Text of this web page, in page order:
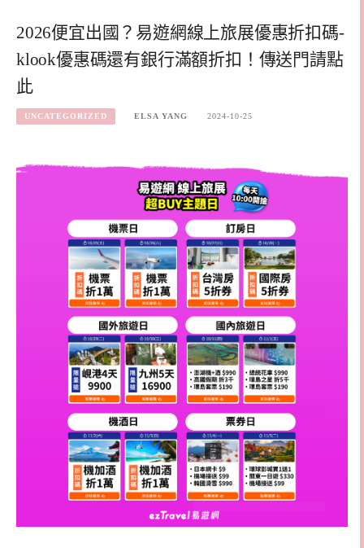
2026便宜出國？易遊網線上旅展優惠折扣碼-
klook優惠碼還有銀行滿額折扣！傳送門請點
此
UNCATEGORIZED ELSA YANG 2024-10-25